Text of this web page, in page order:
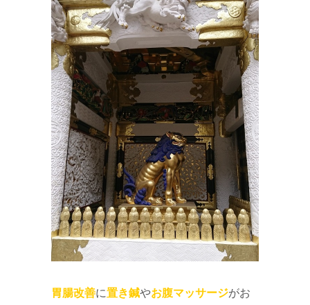
胃腸改善に置き鍼やお腹マッサージがお